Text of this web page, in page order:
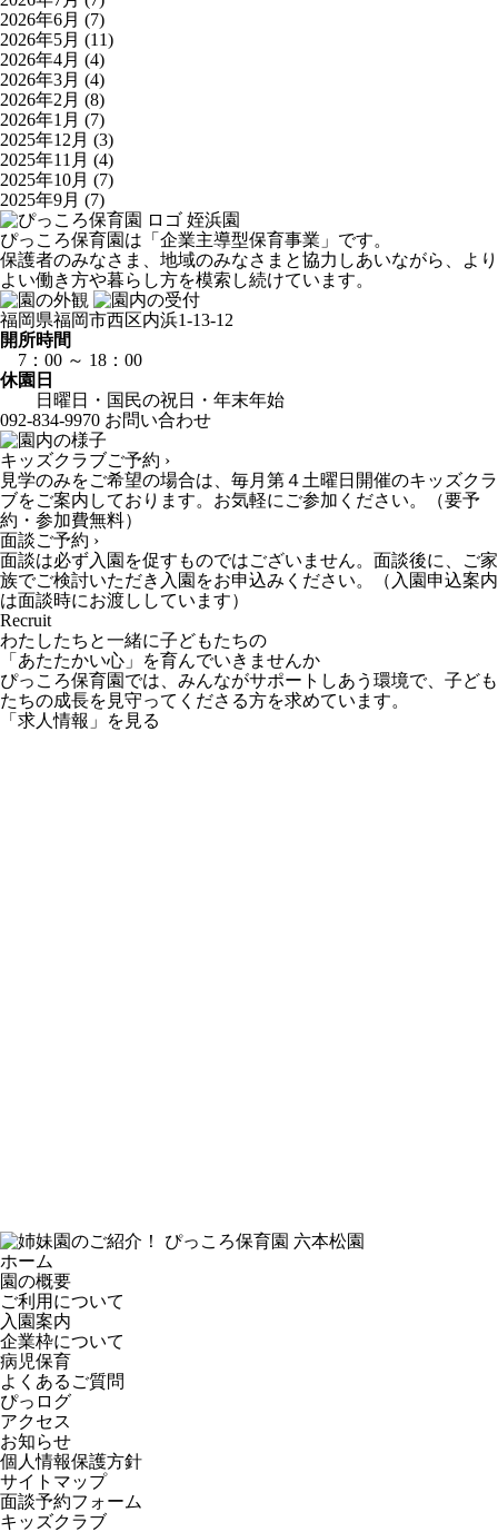
2026年6月 (7)
2026年5月 (11)
2026年4月 (4)
2026年3月 (4)
2026年2月 (8)
2026年1月 (7)
2025年12月 (3)
2025年11月 (4)
2025年10月 (7)
2025年9月 (7)
姪浜園
ぴっころ保育園は「企業主導型保育事業」です。
保護者のみなさま、地域のみなさまと協力しあいながら、より
よい働き方や暮らし方を模索し続けています。
福岡県福岡市西区内浜1-13-12
開所時間
7：00 ～ 18：00
休園日
日曜日・国民の祝日・年末年始
092-834-9970 お問い合わせ
キッズクラブご予約 ›
見学のみをご希望の場合は、毎月第４土曜日開催のキッズクラ
ブをご案内しております。お気軽にご参加ください。（要予
約・参加費無料）
面談ご予約 ›
面談は必ず入園を促すものではございません。面談後に、ご家
族でご検討いただき入園をお申込みください。（入園申込案内
は面談時にお渡ししています）
Recruit
わたしたちと一緒に子どもたちの
「あたたかい心」を育んでいきませんか
ぴっころ保育園では、みんながサポートしあう環境で、子ども
たちの成長を見守ってくださる方を求めています。
「求人情報」を見る
ホーム
園の概要
ご利用について
入園案内
企業枠について
病児保育
よくあるご質問
ぴっログ
アクセス
お知らせ
個人情報保護方針
サイトマップ
面談予約フォーム
キッズクラブ